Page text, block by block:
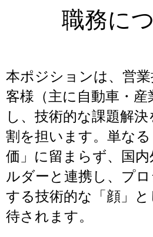
職務に
本ポジションは、営
客様（主に自動車・産
し、技術的な課題解
割を担います。単な
価」に留まらず、国
ルダーと連携し、プ
する技術的な「顔」
待されます。